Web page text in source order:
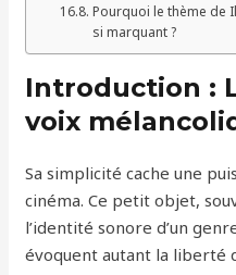
Pourquoi le thème de
si marquant ?
Introduction :
voix
Sa simplicité cache une
cinéma. Ce petit objet,
l’identité sonore d’un
évoquent autant la liberté